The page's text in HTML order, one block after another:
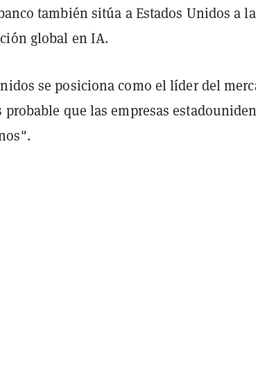
también sitúa a Estados Unidos a la
global en IA.
se posiciona como el líder del
que las empresas